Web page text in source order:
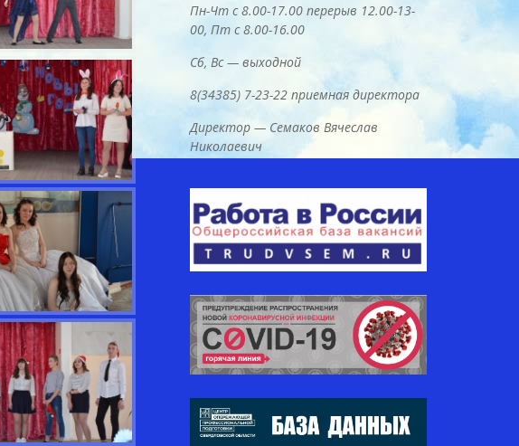
Пн-Чт с 8.00-17.00 перерыв 12.00-13-
00, Пт с 8.00-16.00
Сб, Вс — выходной
8(34385) 7-23-22 приемная директора
Директор — Семаков Вячеслав
Николаевич